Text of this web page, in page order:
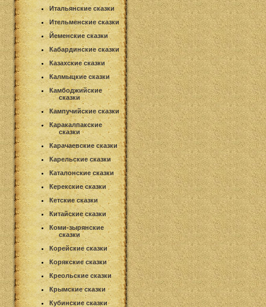
Итальянские сказки
Ительменские сказки
Йеменские сказки
Кабардинские сказки
Казахские сказки
Калмыцкие сказки
Камбоджийские
сказки
Кампучийские сказки
Каракалпакские
сказки
Карачаевские сказки
Карельские сказки
Каталонские сказки
Керекские сказки
Кетские сказки
Китайские сказки
Коми-зырянские
сказки
Корейские сказки
Корякские сказки
Креольские сказки
Крымские сказки
Кубинские сказки